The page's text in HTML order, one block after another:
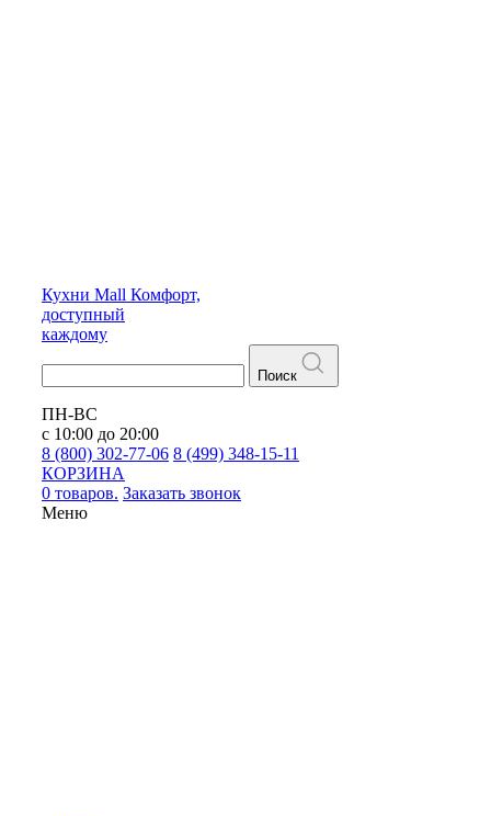
Кухни Mall Комфорт,
доступный
каждому
Поиск
ПН-ВС
с 10:00 до 20:00
8 (800) 302-77-06 8 (499) 348-15-11
КОРЗИНА
0 товаров. Заказать звонок
Меню